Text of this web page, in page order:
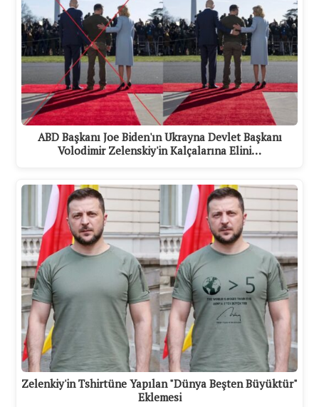
ABD Başkanı Joe Biden'ın Ukrayna Devlet Başkanı
Volodimir Zelenskiy'in Kalçalarına Elini…
Zelenkiy'in Tshirtüne Yapılan "Dünya Beşten Büyüktür"
Eklemesi